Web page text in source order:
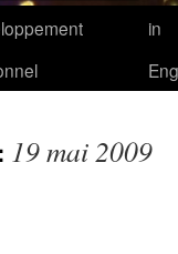
in
19 mai 2009